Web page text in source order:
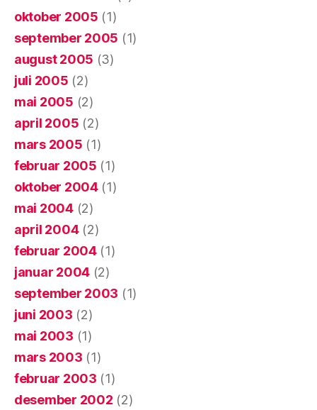
oktober 2005 (1)
september 2005 (1)
august 2005 (3)
juli 2005 (2)
mai 2005 (2)
april 2005 (2)
mars 2005 (1)
februar 2005 (1)
oktober 2004(1)
mai 2004(2)
april 2004(2)
februar 2004(1)
januar 2004 (2)
september 2003 (1)
juni 2003 (2)
mai 2003 (1)
mars 2003 (1)
februar 2003 (1)
desember 2002 (2)